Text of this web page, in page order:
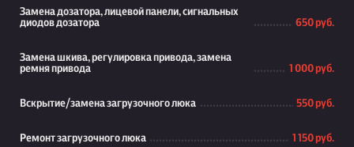
Замена дозатора, лицевой панели, сигнальных
диодов дозатора
650 руб.
Замена шкива, регулировка привода, замена
ремня привода
1 000 руб.
Вскрытие/замена загрузочного люка 550 руб.
Ремонт загрузочного люка 1 150 руб.